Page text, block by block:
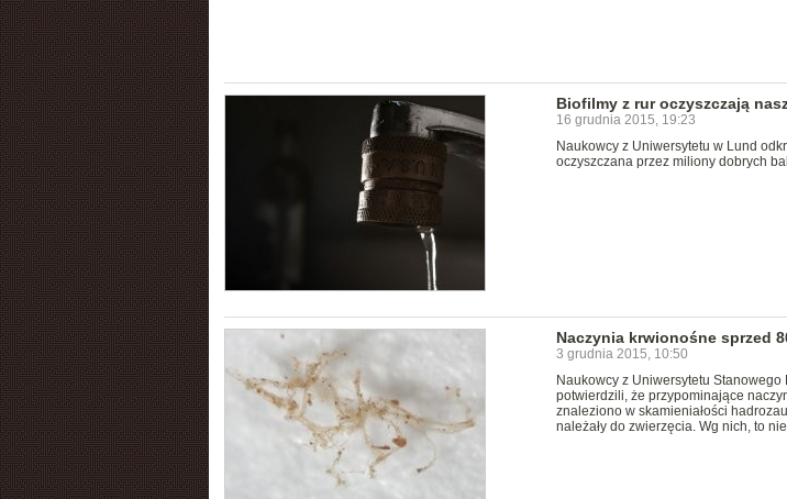
Biofilmy z rur oczyszczają
16 grudnia 2015, 19:23
Naukowcy z Uniwersytetu w Lund
oczyszczana przez miliony dobrych
Naczynia krwionośne sprzed
3 grudnia 2015, 10:50
Naukowcy z Uniwersytetu Stanowego
potwierdzili, że przypominające
znaleziono w skamieniałości
należały do zwierzęcia. Wg nich, to nie